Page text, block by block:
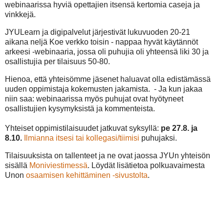
webinaarissa hyviä opettajien itsensä kertomia caseja ja
vinkkejä.
JYULearn ja digipalvelut järjestivät lukuvuoden 20-21
aikana neljä Koe verkko toisin - nappaa hyvät käytännöt
arkeesi -webinaaria, jossa oli puhujia oli yhteensä liki 30 ja
osallistujia per tilaisuus 50-80.
Hienoa, että yhteisömme jäsenet haluavat olla edistämässä
uuden oppimistaja kokemusten jakamista. - Ja kun jakaa
niin saa: webinaarissa myös puhujat ovat hyötyneet
osallistujien kysymyksistä ja kommenteista.
Yhteiset oppimistilaisuudet jatkuvat syksyllä: pe 27.8. ja
8.10.
Ilmianna itsesi tai kollegasi/tiimisi puhujaksi.
Tilaisuuksista on tallenteet ja ne ovat jaossa JYUn yhteisön
sisällä Moniviestimessä. Löydät lisätietoa polkuavaimesta
Unon osaamisen kehittäminen -sivustolta.